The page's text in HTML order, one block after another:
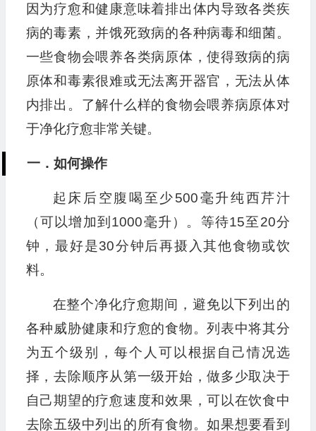
因为疗愈和健康意味着排出体内导致各类疾
病的毒素，并饿死致病的各种病毒和细菌。
一些食物会喂养各类病原体，使得致病的病
原体和毒素很难或无法离开器官，无法从体
内排出。了解什么样的食物会喂养病原体对
于净化疗愈非常关键。
一．如何操作
起床后空腹喝至少500毫升纯西芹汁
（可以增加到1000毫升）。等待15至20分
钟，最好是30分钟后再摄入其他食物或饮
料。
在整个净化疗愈期间，避免以下列出的
各种威胁健康和疗愈的食物。列表中将其分
为五个级别，每个人可以根据自己情况选
择，去除顺序从第一级开始，做多少取决于
自己期望的疗愈速度和效果，可以在饮食中
去除五级中列出的所有食物。如果想要看到